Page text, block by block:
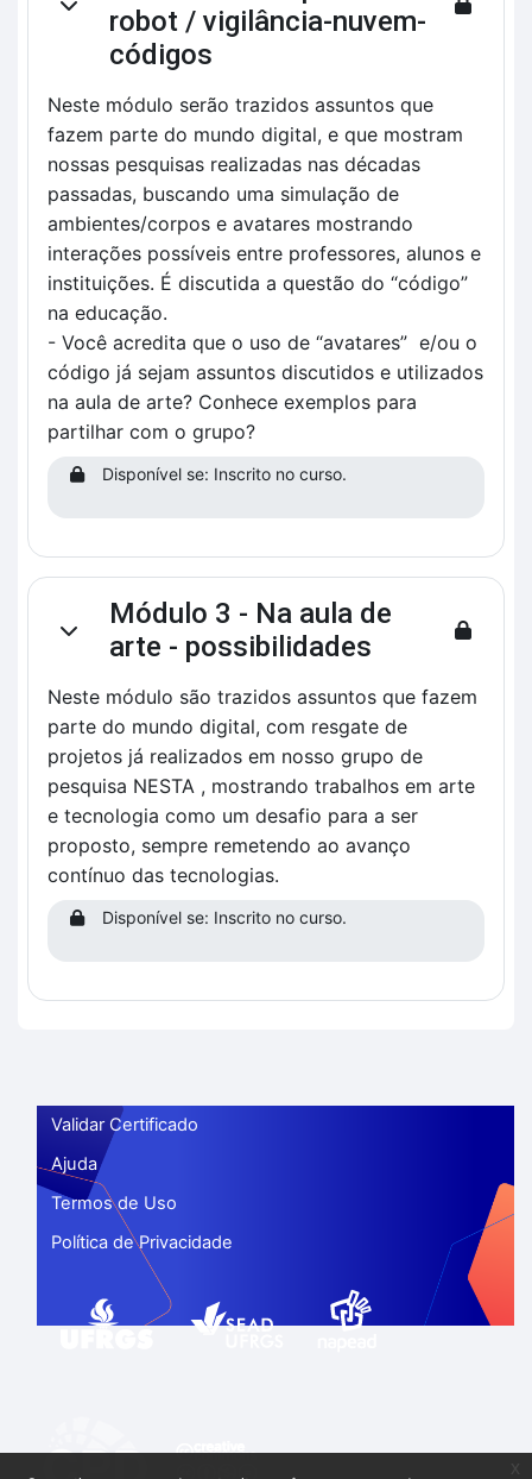
Contrairrobot / vigilância-nuvem-
códigos
Neste módulo serão trazidos assuntos que
fazem parte do mundo digital, e que mostram
nossas pesquisas realizadas nas décadas
passadas, buscando uma simulação de
ambientes/corpos e avatares mostrando
interações possíveis entre professores, alunos e
instituições. É discutida a questão do “código”
na educação.
- Você acredita que o uso de “avatares” e/ou o
código já sejam assuntos discutidos e utilizados
na aula de arte? Conhece exemplos para
partilhar com o grupo?
Disponível se: Inscrito no curso.
Contrair
Módulo 3 - Na aula de
arte - possibilidades
Neste módulo são trazidos assuntos que fazem
parte do mundo digital, com resgate de
projetos já realizados em nosso grupo de
pesquisa NESTA , mostrando trabalhos em arte
e tecnologia como um desafio para a ser
proposto, sempre remetendo ao avanço
contínuo das tecnologias.
Disponível se: Inscrito no curso.
Validar Certificado
Ajuda
Termos de Uso
Política de Privacidade